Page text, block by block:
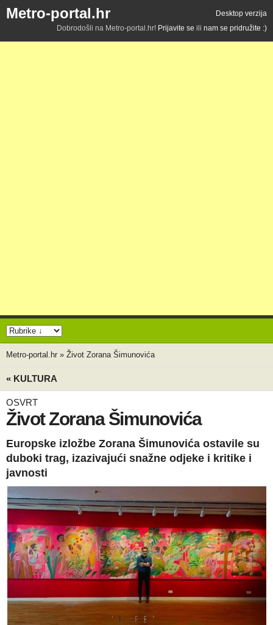
Metro-portal.hr
Desktop verzija
Dobrodošli na Metro-portal.hr! Prijavite se ili nam se pridružite :)
Metro-portal.hr » Život Zorana Šimunovića
« KULTURA
OSVRT
Život Zorana Šimunovića
Europske izložbe Zorana Šimunovića ostavile su
duboki trag, izazivajući snažne odjeke i kritike i
javnosti